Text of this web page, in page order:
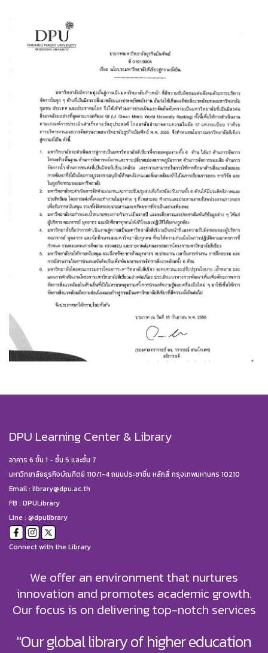
DPU Learning Center & Library
อาคาร 6 ชั้น 1 - ชั้น 5 และชั้น 7
มหาวิทยาลัยธุรกิจบัณฑิตย์ 110/1-4 ถนนประชาชื่น หลักสี่ กรุงเทพมหานคร 10210
Email : library@dpu.ac.th
FB : DPULibrary
Line : @dpulibrary
Connect with the Library
We offer an environment that nurtures
innovation and promotes academic growth.
Our focus is on delivering top-notch services
"Our global library of higher education